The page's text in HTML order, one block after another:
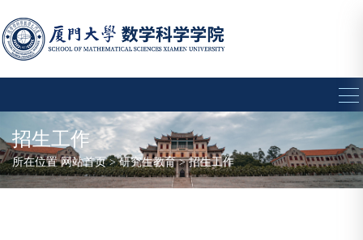
招生工作
所在位置网站首页>研究生教育>招生工作